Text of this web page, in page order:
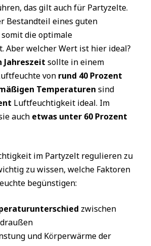
das gilt auch für Partyzelte.
Bestandteil eines guten
die optimale
Aber welcher Wert ist hier ideal?
Jahreszeit sollte in einem
von rund 40 Prozent
Temperaturen sind
Luftfeuchtigkeit ideal. Im
auch etwas unter 60 Prozent
im Partyzelt regulieren zu
zu wissen, welche Faktoren
begünstigen:
zwischen
und Körperwärme der